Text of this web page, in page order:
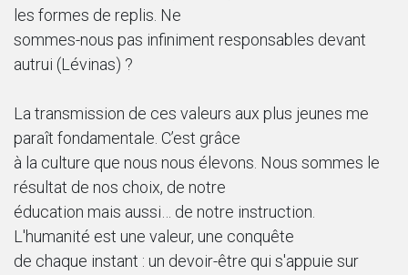
les formes de replis. Ne
sommes-nous pas infiniment responsables devant
autrui (Lévinas) ?
La transmission de ces valeurs aux plus jeunes me
paraît fondamentale. C’est grâce
à la culture que nous nous élevons. Nous sommes le
résultat de nos choix, de notre
éducation mais aussi… de notre instruction.
L'humanité est une valeur, une conquête
de chaque instant : un devoir-être qui s'appuie sur